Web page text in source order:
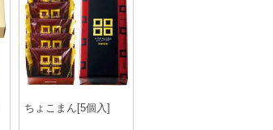
ちょこまん[5個入]